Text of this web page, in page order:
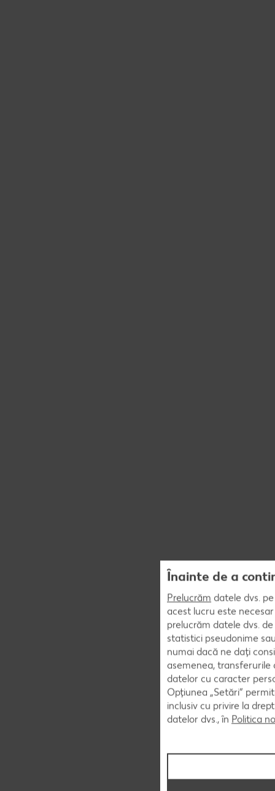
Înainte de a
Prelucrăm datele dvs.
acest lucru este
prelucrăm datele dvs.
statistici pseudonime
numai dacă ne dați
asemenea,
datelor cu caracter
Opțiunea „Setări”
inclusiv cu privire la
datelor dvs., în Politica